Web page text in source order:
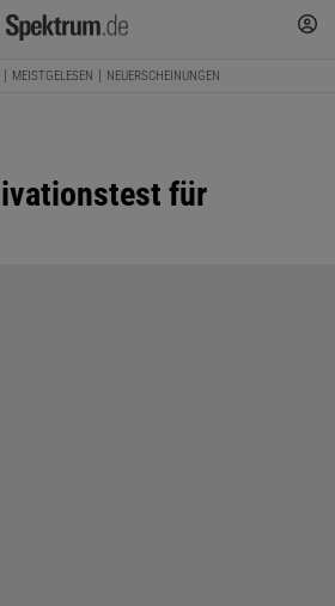
MEISTGELESEN NEUERSCHEINUNGEN
für